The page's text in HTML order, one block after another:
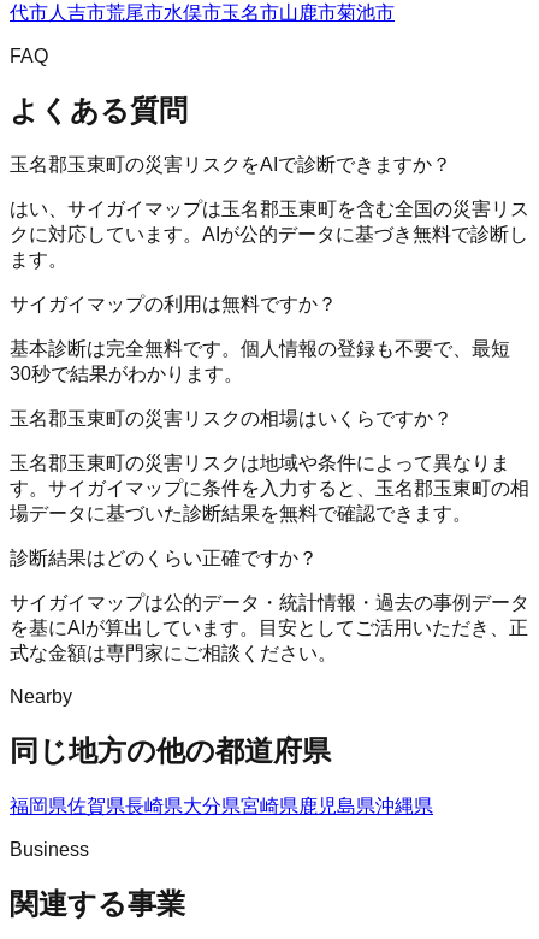
代市人吉市荒尾市水俣市玉名市山鹿市菊池市
FAQ
よくある質問
玉名郡玉東町の災害リスクをAIで診断できますか？
はい、サイガイマップは玉名郡玉東町を含む全国の災害リス
クに対応しています。AIが公的データに基づき無料で診断し
ます。
サイガイマップの利用は無料ですか？
基本診断は完全無料です。個人情報の登録も不要で、最短
30秒で結果がわかります。
玉名郡玉東町の災害リスクの相場はいくらですか？
玉名郡玉東町の災害リスクは地域や条件によって異なりま
す。サイガイマップに条件を入力すると、玉名郡玉東町の相
場データに基づいた診断結果を無料で確認できます。
診断結果はどのくらい正確ですか？
サイガイマップは公的データ・統計情報・過去の事例データ
を基にAIが算出しています。目安としてご活用いただき、正
式な金額は専門家にご相談ください。
Nearby
同じ地方の他の都道府県
福岡県佐賀県長崎県大分県宮崎県鹿児島県沖縄県
Business
関連する事業